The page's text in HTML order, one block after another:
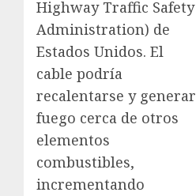
Highway Traffic Safety
Administration) de
Estados Unidos. El
cable podría
recalentarse y generar
fuego cerca de otros
elementos
combustibles,
incrementando